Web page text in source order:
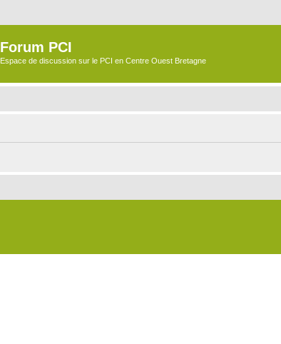
Forum PCI
Espace de discussion sur le PCI en Centre Ouest Bretagne